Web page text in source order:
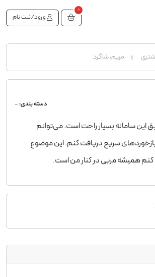
0
ورود/ثبت نام
مریم، شاگرد
دسته بندی:-
این سامانه بسیار راحت است. می‌توانم
بازخوردهای سریع دریافت کنم. این موضوع
همیشه مربی در کنار من است.